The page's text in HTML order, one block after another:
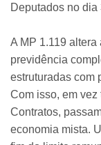
Deputados no dia
A MP 1.119
previdência
estruturadas com
Com isso, em
Contratos,
economia mista.